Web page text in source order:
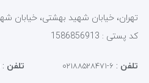
کد پستی : 1586856913
تلفن : ۶-۰۲۱۸۸۵۲۸۴۷۱ تلفن :